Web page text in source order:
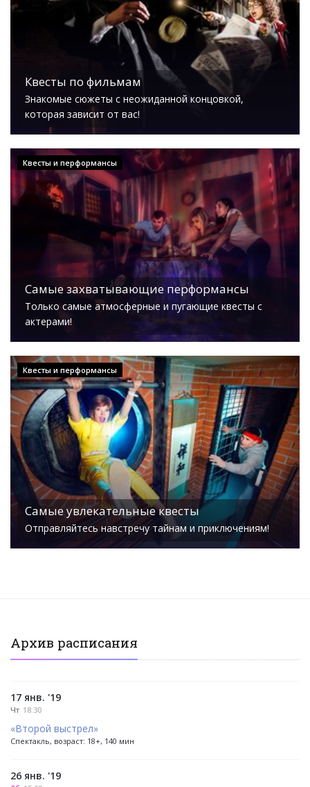
Квесты по фильмам
Знакомые сюжеты с неожиданной концовкой,
которая зависит от вас!
Квесты и перформансы
Самые захватывающие перформансы
Только самые атмосферные и пугающие квесты с
актерами!
Квесты и перформансы
Самые увлекательные квесты
Отправляйтесь навстречу тайнам и приключениям!
Архив расписания
17 янв. '19
Чт 18:30
«Второй выстрел»
Спектакль, возраст: 18+, 140 мин
26 янв. '19